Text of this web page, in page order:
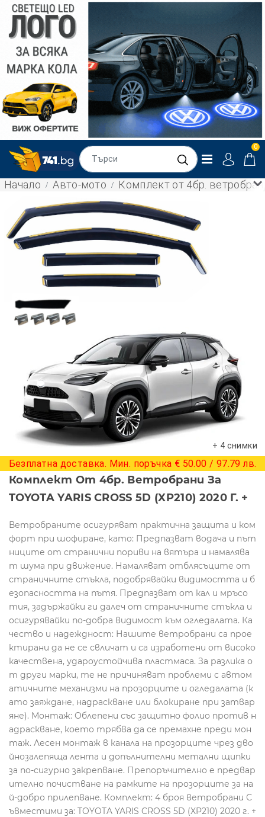
0
Начало Авто-мото Комплект от 4бр.
+ 4 снимки
Безплатна доставка. Мин. поръчка € 50.00 / 97.79 лв.
Комплект От 4бр. Ветробрани За
TOYOTA YARIS CROSS 5D (XP210) 2020 Г. +
Ветробраните осигуряват практична защита и ком
форт при шофиране, като: Предпазват водача и път
ниците от странични пориви на вятъра и намалява
т шума при движение. Намаляват отблясъците от
страничните стъкла, подобрявайки видимостта и б
езопасността на пътя. Предпазват от кал и мръсо
тия, задържайки ги далеч от страничните стъкла и
осигурявайки по-добра видимост към огледалата. Ка
чество и надеждност: Нашите ветробрани са прое
ктирани да не се свличат и са изработени от високо
качествена, удароустойчива пластмаса. За разлика о
т други марки, те не причиняват проблеми с автом
атичните механизми на прозорците и огледалата (к
ато заяждане, надраскване или блокиране при затвар
яне). Монтаж: Облепени със защитно фолио против н
адраскване, което трябва да се премахне преди мон
таж. Лесен монтаж в канала на прозорците чрез дво
йнозалепяща лента и допълнителни метални щипки
за по-сигурно закрепване. Препоръчително е предвар
ително почистване на рамките на прозорците за на
й-добро прилепване. Комплект: 4 броя ветробрани С
ъвместими за: TOYOTA YARIS CROSS 5D (XP210) 2020 г. +